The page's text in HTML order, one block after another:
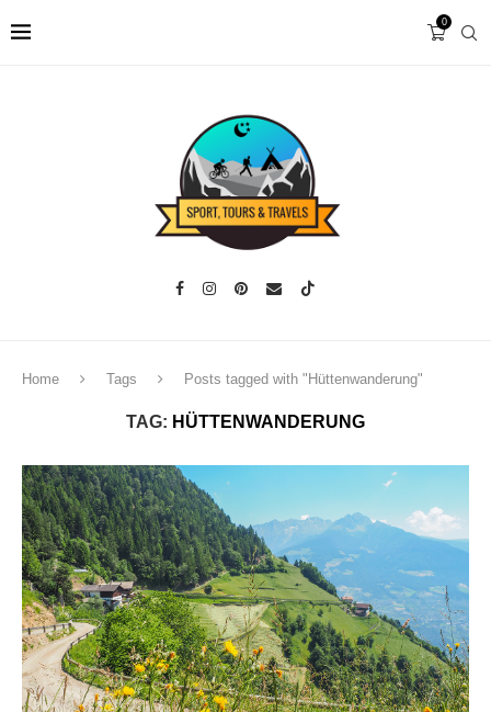
0
Home Tags Posts tagged with "Hüttenwanderung"
TAG: HÜTTENWANDERUNG